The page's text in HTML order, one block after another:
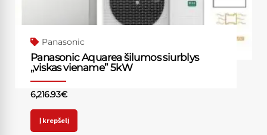
Panasonic
Panasonic Aquarea šilumos siurblys
„viskas viename” 5kW
6,216.93€
Į krepšelį